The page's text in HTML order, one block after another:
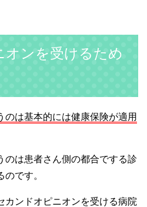
オンを受けるため
のは基本的には健康保険が適用
のは患者さん側の都合でする診
です。
カンドオピニオンを受ける病院